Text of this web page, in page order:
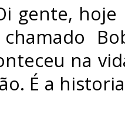
gente, hoje
na
É a